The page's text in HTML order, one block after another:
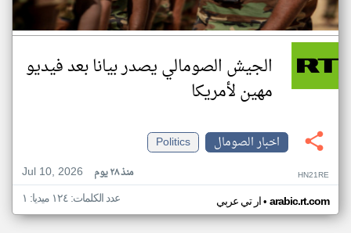
الجيش الصومالي يصدر بيانا بعد فيديو
مهين لأمريكا
اخبار الصومال
Politics
Jul 10, 2026
منذ ٢٨ يوم HN21RE
ار تي عربي• arabic.rt.com عدد الكلمات: ١٢٤ ميديا: ١